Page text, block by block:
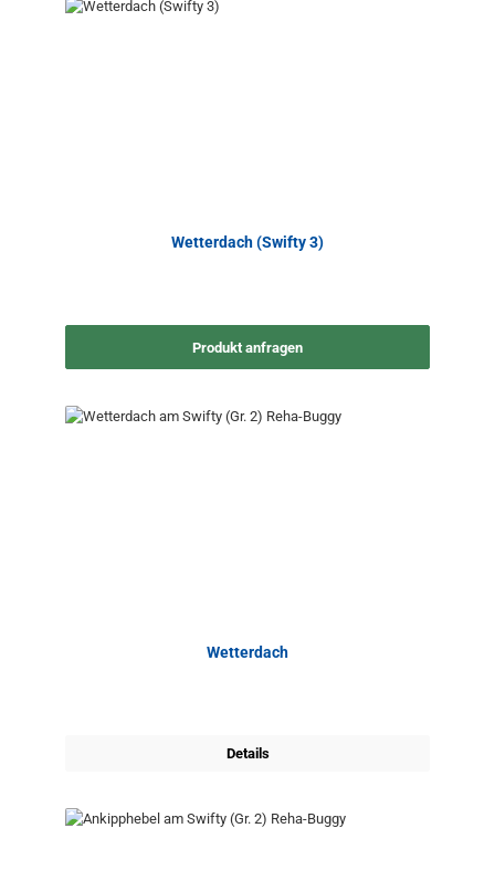
Wetterdach (Swifty 3)
Produkt anfragen
Wetterdach
Details